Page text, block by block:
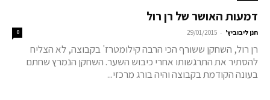
דמעות האושר של רן רול
חנן ליבוביץ' -
29/01/2015
0
רן רול, השחקן ששורף הכי הרבה קילומטרז' בקבוצה, לא הצליח
להסתיר את התרגשותו אחרי כיבוש השער. השחקן הנמרץ שחתם
בעונה הקודמת בקבוצה והיה בורג מרכזי...